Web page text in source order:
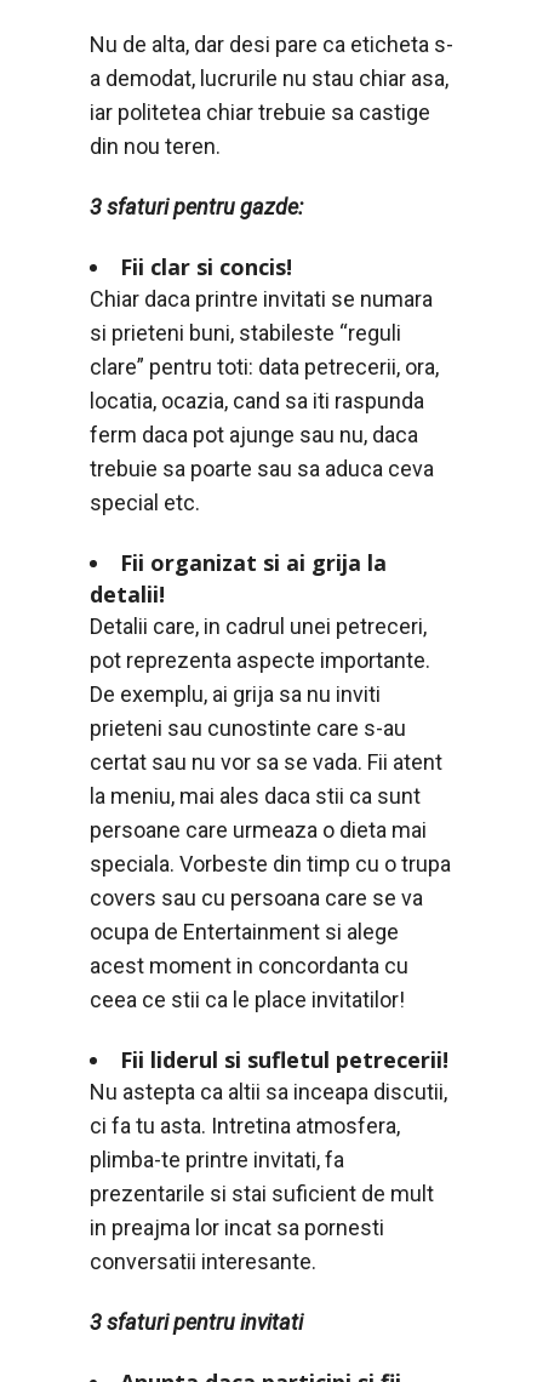
Nu de alta, dar desi pare ca eticheta s-
a demodat, lucrurile nu stau chiar asa,
iar politetea chiar trebuie sa castige
din nou teren.
3 sfaturi pentru gazde:
Fii clar si concis!
Chiar daca printre invitati se numara
si prieteni buni, stabileste “reguli
clare” pentru toti: data petrecerii, ora,
locatia, ocazia, cand sa iti raspunda
ferm daca pot ajunge sau nu, daca
trebuie sa poarte sau sa aduca ceva
special etc.
Fii organizat si ai grija la
detalii!
Detalii care, in cadrul unei petreceri,
pot reprezenta aspecte importante.
De exemplu, ai grija sa nu inviti
prieteni sau cunostinte care s-au
certat sau nu vor sa se vada. Fii atent
la meniu, mai ales daca stii ca sunt
persoane care urmeaza o dieta mai
speciala. Vorbeste din timp cu o trupa
covers sau cu persoana care se va
ocupa de Entertainment si alege
acest moment in concordanta cu
ceea ce stii ca le place invitatilor!
Fii liderul si sufletul petrecerii!
Nu astepta ca altii sa inceapa discutii,
ci fa tu asta. Intretina atmosfera,
plimba-te printre invitati, fa
prezentarile si stai suficient de mult
in preajma lor incat sa pornesti
conversatii interesante.
3 sfaturi pentru invitati